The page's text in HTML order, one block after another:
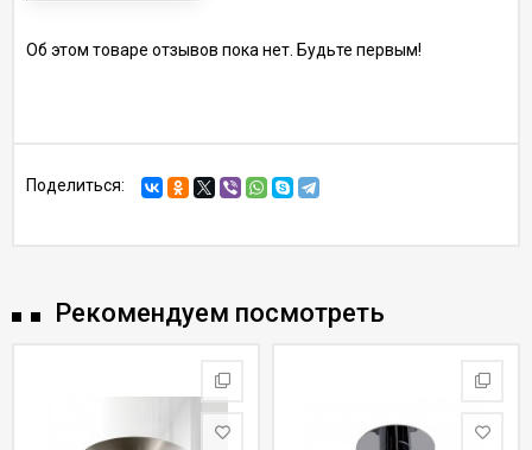
Об этом товаре отзывов пока нет. Будьте первым!
Поделиться:
Рекомендуем посмотреть